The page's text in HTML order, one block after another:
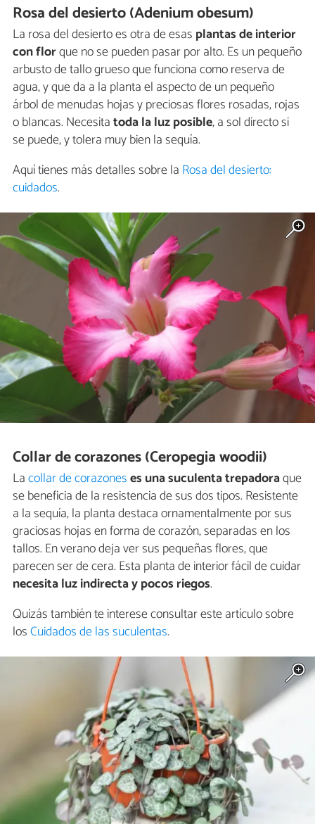
Rosa del desierto (Adenium obesum)
La rosa del desierto es otra de esas plantas de interior
con florque no se pueden pasar por alto. Es un pequeño
arbusto de tallo grueso que funciona como reserva de
agua, y que da a la planta el aspecto de un pequeño
árbol de menudas hojas y preciosas flores rosadas, rojas
o blancas. Necesitatoda la luz posible, a sol directo si
se puede, y tolera muy bien la sequía.
Aquí tienes más detalles sobre la Rosa del desierto:
cuidados.
Collar de corazones (Ceropegia woodii)
Lacollar de corazoneses una suculenta trepadoraque
se beneficia de la resistencia de sus dos tipos. Resistente
a la sequía, la planta destaca ornamentalmente por sus
graciosas hojas en forma de corazón, separadas en los
tallos. En verano deja ver sus pequeñas flores, que
parecen ser de cera. Esta planta de interior fácil de cuidar
necesita luz indirecta y pocos riegos.
Quizás también te interese consultar este artículo sobre
losCuidados de las suculentas.